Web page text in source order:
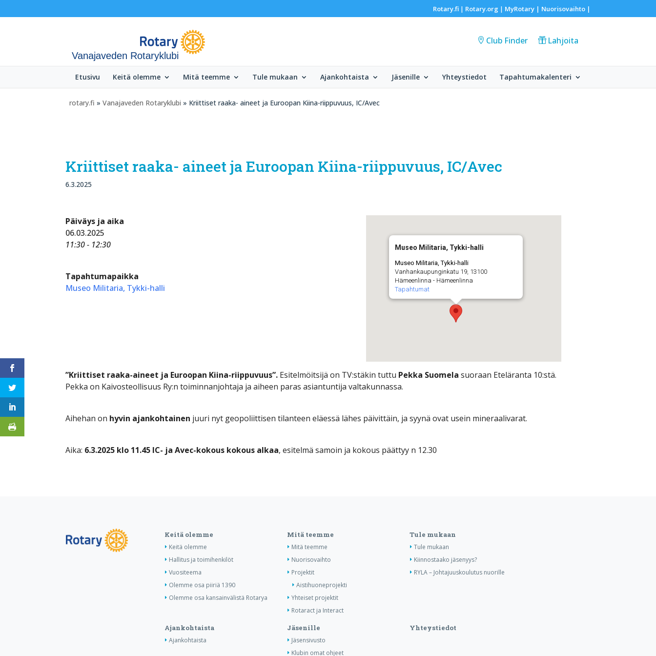
Rotary.fi| Rotary.org | MyRotary | Nuorisovaihto|
Vanajaveden Rotaryklubi
Club Finder Lahjoita
Etusivu Keitä olemme Mitä teemme Tule mukaan Ajankohtaista Jäsenille Yhteystiedot Tapahtumakalenteri
rotary.fi » Vanajaveden Rotaryklubi » Kriittiset raaka- aineet ja Euroopan Kiina-riippuvuus, IC/Avec
Kriittiset raaka- aineet ja Euroopan Kiina-riippuvuus, IC/Avec
6.3.2025
Museo Militaria, Tykki-halli
Museo Militaria, Tykki-halli
Vanhankaupunginkatu 19, 13100
Hämeenlinna - Hämeenlinna
Tapahtumat
Päiväys ja aika
06.03.2025
11:30 - 12:30
Tapahtumapaikka
Museo Militaria, Tykki-halli
”Kriittiset raaka-aineet ja Euroopan Kiina-riippuvuus”. Esitelmöitsijä on TV:stäkin tuttu Pekka Suomela suoraan Eteläranta 10:stä.
Pekka on Kaivosteollisuus Ry:n toiminnanjohtaja ja aiheen paras asiantuntija valtakunnassa.
Aihehan on hyvin ajankohtainen juuri nyt geopoliittisen tilanteen eläessä lähes päivittäin, ja syynä ovat usein mineraalivarat.
Aika: 6.3.2025 klo 11.45 IC- ja Avec-kokous kokous alkaa, esitelmä samoin ja kokous päättyy n 12.30
Keitä olemme
Keitä olemme
Hallitus ja toimihenkilöt
Vuositeema
Olemme osa piiriä 1390
Olemme osa kansainvälistä Rotarya
Mitä teemme
Mitä teemme
Nuorisovaihto
Projektit
Aistihuoneprojekti
Yhteiset projektit
Rotaract ja Interact
Tule mukaan
Tule mukaan
Kiinnostaako jäsenyys?
RYLA – Johtajuuskoulutus nuorille
Ajankohtaista
Ajankohtaista
Jäsenille
Jäsensivusto
Klubin omat ohjeet
Yhteystiedot